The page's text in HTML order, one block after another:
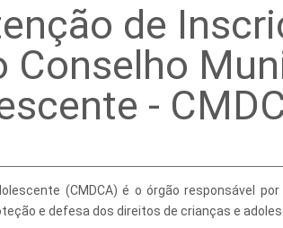
e Gestão de Pessoal
Jurídicos
Ciência e Tecnologia
E BANDEIRA
Úteis
de
Conselho
-
(CMDCA) é o órgão responsável
e defesa dos direitos de crianças e